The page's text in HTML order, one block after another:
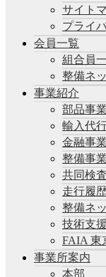
サイト
プライ
会員一覧
組合員
整備ネ
事業紹介
部品事
輸入代
金融事業
整備事業
共同検
走行履
整備ネ
技術支援
FAIA 東
事業所案内
本部